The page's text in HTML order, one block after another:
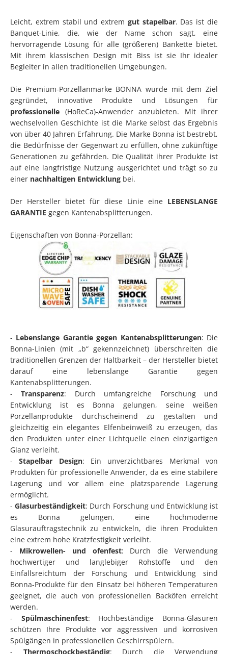
Leicht, extrem stabil und extrem gut stapelbar. Das ist die
Banquet-Linie, die, wie der Name schon sagt, eine
hervorragende Lösung für alle (größeren) Bankette bietet.
Mit ihrem klassischen Design mit Biss ist sie Ihr idealer
Begleiter in allen traditionellen Umgebungen.
Die Premium-Porzellanmarke BONNA wurde mit dem Ziel
gegründet, innovative Produkte und Lösungen für
professionelle (HoReCa)-Anwender anzubieten. Mit ihrer
wechselvollen Geschichte ist die Marke selbst das Ergebnis
von über 40 Jahren Erfahrung. Die Marke Bonna ist bestrebt,
die Bedürfnisse der Gegenwart zu erfüllen, ohne zukünftige
Generationen zu gefährden. Die Qualität ihrer Produkte ist
auf eine langfristige Nutzung ausgerichtet und trägt so zu
einer nachhaltigen Entwicklung bei.
Der Hersteller bietet für diese Linie eine LEBENSLANGE
GARANTIE gegen Kantenabsplitterungen.
Eigenschaften von Bonna-Porzellan:
- Lebenslange Garantie gegen Kantenabsplitterungen: Die
Bonna-Linien (mit „b“ gekennzeichnet) überschreiten die
traditionellen Grenzen der Haltbarkeit – der Hersteller bietet
darauf eine lebenslange Garantie gegen
Kantenabsplitterungen.
-Transparenz: Durch umfangreiche Forschung und
Entwicklung ist es Bonna gelungen, seine weißen
Porzellanprodukte durchscheinend zu gestalten und
gleichzeitig ein elegantes Elfenbeinweiß zu erzeugen, das
den Produkten unter einer Lichtquelle einen einzigartigen
Glanz verleiht.
-Stapelbar Design: Ein unverzichtbares Merkmal von
Produkten für professionelle Anwender, da es eine stabilere
Lagerung und vor allem eine platzsparende Lagerung
ermöglicht.
-Glasurbeständigkeit: Durch Forschung und Entwicklung ist
es Bonna gelungen, eine hochmoderne
Glasurauftragstechnik zu entwickeln, die ihren Produkten
eine extrem hohe Kratzfestigkeit verleiht.
- Mikrowellen- und ofenfest: Durch die Verwendung
hochwertiger und langlebiger Rohstoffe und den
Einfallsreichtum der Forschung und Entwicklung sind
Bonna-Produkte für den Einsatz bei höheren Temperaturen
geeignet, die auch von professionellen Backöfen erreicht
werden.
- Spülmaschinenfest: Hochbeständige Bonna-Glasuren
schützen Ihre Produkte vor aggressiven und korrosiven
Spülgängen in professionellen Geschirrspülern.
- Thermoschockbeständig: Durch die Verwendung